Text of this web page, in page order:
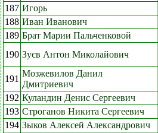
187 Игорь
188 Иван Иванович
189 Брат Марии Пальченковой
190 Зуєв Антон Миколайович
191
Мозжевилов Данил
Дмитриевич
192 Куландин Денис Сергеевич
193 Строганов Никита Сергеевич
194 Зыков Алексей Александрович